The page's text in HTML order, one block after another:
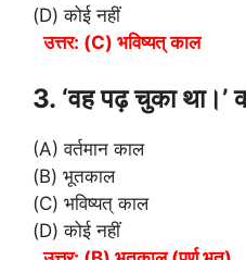
(D) कोई नहीं
उत्तर: (C) भविष्यत् काल
3. ‘वह पढ़ चुका था।’
(A) वर्तमान काल
(B) भूतकाल
(C) भविष्यत् काल
(D) कोई नहीं